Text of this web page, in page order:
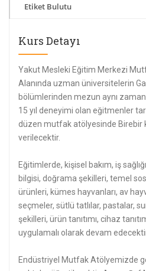
Etiket Bulutu
Kurs Detayı
Yakut Mesleki Eğitim Merkezi
Alanında uzman üniversitelerin
bölümlerinden mezun aynı
15 yıl deneyimi olan eğitmenler
düzen mutfak atölyesinde Birebir
verilecektir.
Eğitimlerde, kişisel bakım, iş
bilgisi, doğrama şekilleri, temel
ürünleri, kümes hayvanları, av
seçmeler, sütlü tatlılar, pastalar,
şekilleri, ürün tanıtımı, cihaz
uygulamalı olarak devam
Endüstriyel Mutfak Atölyemizde